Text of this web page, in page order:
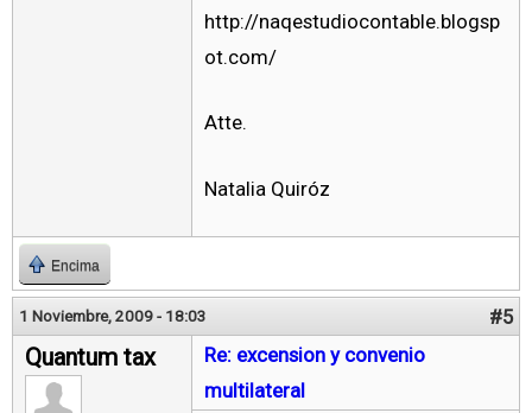
http://naqestudiocontable.blogsp
ot.com/
Atte.
Natalia Quiróz
Encima
1 Noviembre, 2009 - 18:03 #5
Quantum tax
Re: excension y convenio
multilateral